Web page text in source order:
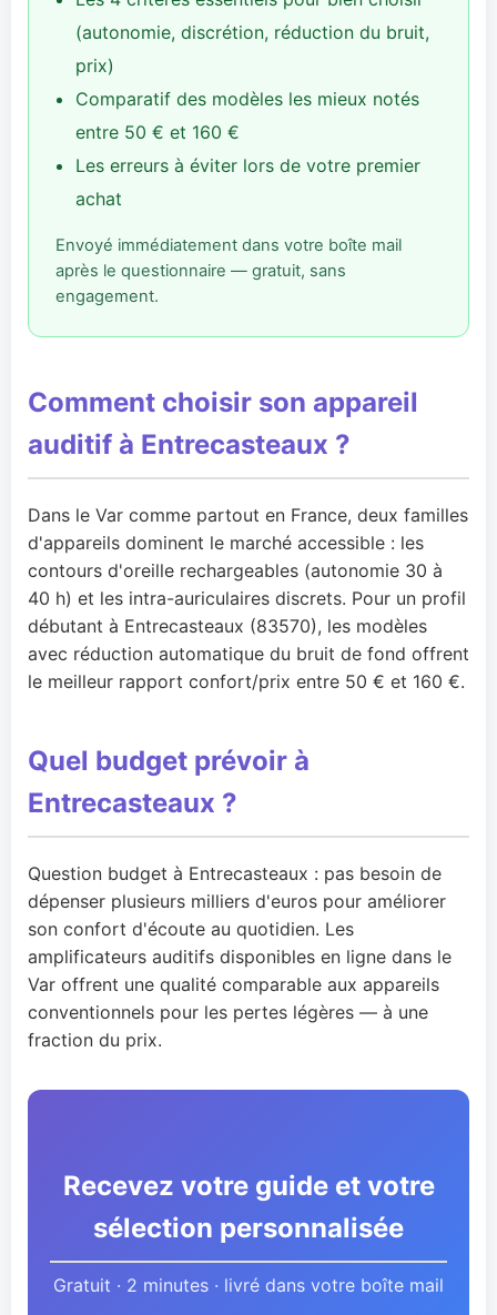
(autonomie, discrétion, réduction du bruit,
prix)
Comparatif des modèles les mieux notés
entre 50 € et 160 €
Les erreurs à éviter lors de votre premier
achat
Envoyé immédiatement dans votre boîte mail
après le questionnaire — gratuit, sans
engagement.
Comment choisir son appareil
auditif à Entrecasteaux ?
Dans le Var comme partout en France, deux familles
d'appareils dominent le marché accessible : les
contours d'oreille rechargeables (autonomie 30 à
40 h) et les intra-auriculaires discrets. Pour un profil
débutant à Entrecasteaux (83570), les modèles
avec réduction automatique du bruit de fond offrent
le meilleur rapport confort/prix entre 50 € et 160 €.
Quel budget prévoir à
Entrecasteaux ?
Question budget à Entrecasteaux : pas besoin de
dépenser plusieurs milliers d'euros pour améliorer
son confort d'écoute au quotidien. Les
amplificateurs auditifs disponibles en ligne dans le
Var offrent une qualité comparable aux appareils
conventionnels pour les pertes légères — à une
fraction du prix.
Recevez votre guide et votre
sélection personnalisée
Gratuit · 2 minutes · livré dans votre boîte mail